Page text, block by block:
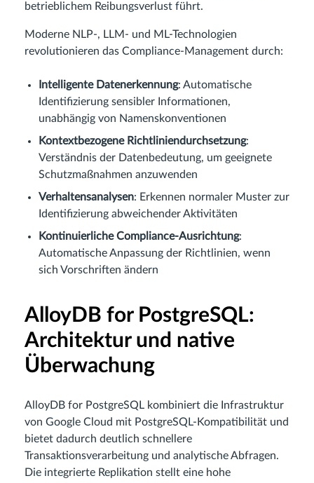
betrieblichem Reibungsverlust führt.
Moderne NLP-, LLM‑ und ML‑Technologien
revolutionieren das Compliance‑Management durch:
Intelligente Datenerkennung: Automatische
Identifizierung sensibler Informationen,
unabhängig von Namenskonventionen
Kontextbezogene Richtliniendurchsetzung:
Verständnis der Datenbedeutung, um geeignete
Schutzmaßnahmen anzuwenden
Verhaltensanalysen: Erkennen normaler Muster zur
Identifizierung abweichender Aktivitäten
Kontinuierliche Compliance‑Ausrichtung:
Automatische Anpassung der Richtlinien, wenn
sich Vorschriften ändern
AlloyDB for PostgreSQL:
Architektur und native
Überwachung
AlloyDB for PostgreSQL kombiniert die Infrastruktur
von Google Cloud mit PostgreSQL‑Kompatibilität und
bietet dadurch deutlich schnellere
Transaktionsverarbeitung und analytische Abfragen.
Die integrierte Replikation stellt eine hohe